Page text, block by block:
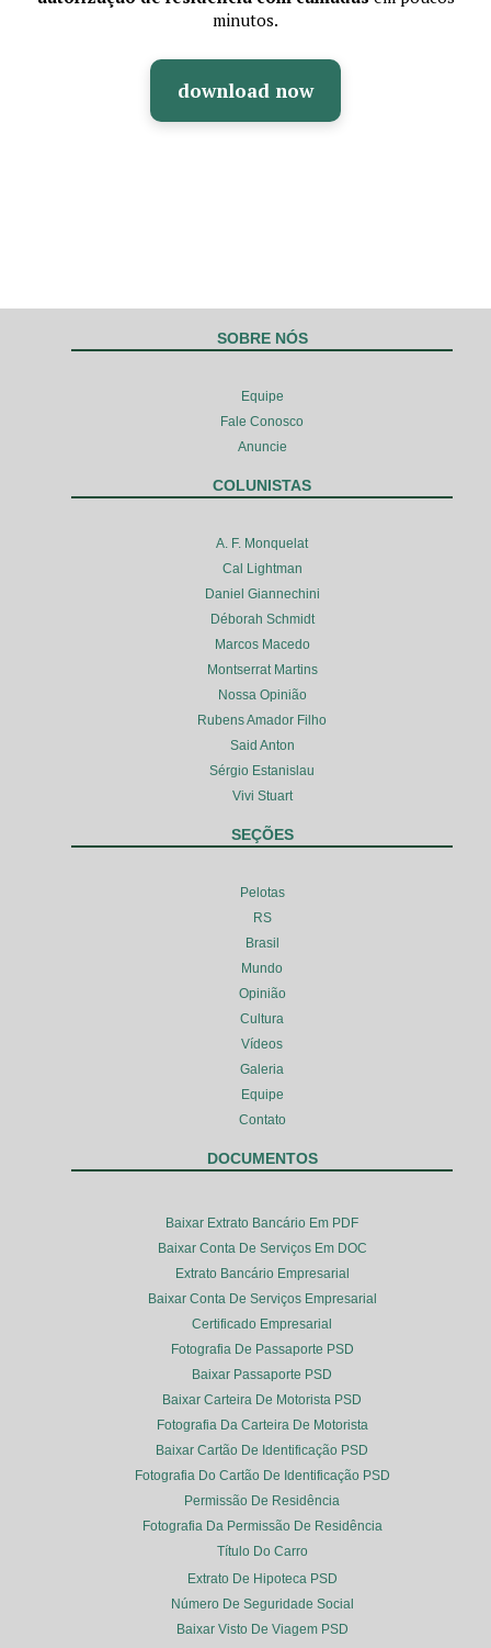
minutos.
download now
SOBRE NÓS
Equipe
Fale Conosco
Anuncie
COLUNISTAS
A. F. Monquelat
Cal Lightman
Daniel Giannechini
Déborah Schmidt
Marcos Macedo
Montserrat Martins
Nossa Opinião
Rubens Amador Filho
Said Anton
Sérgio Estanislau
Vivi Stuart
SEÇÕES
Pelotas
RS
Brasil
Mundo
Opinião
Cultura
Vídeos
Galeria
Equipe
Contato
DOCUMENTOS
Baixar Extrato Bancário Em PDF
Baixar Conta De Serviços Em DOC
Extrato Bancário Empresarial
Baixar Conta De Serviços Empresarial
Certificado Empresarial
Fotografia De Passaporte PSD
Baixar Passaporte PSD
Baixar Carteira De Motorista PSD
Fotografia Da Carteira De Motorista
Baixar Cartão De Identificação PSD
Fotografia Do Cartão De Identificação PSD
Permissão De Residência
Fotografia Da Permissão De Residência
Título Do Carro
Extrato De Hipoteca PSD
Número De Seguridade Social
Baixar Visto De Viagem PSD